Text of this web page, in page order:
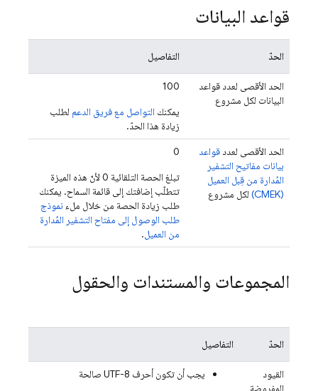
قواعد البيانات
الحدّ التفاصيل
الحد الأقصى لعدد قواعد
البيانات لكل مشروع
100
يمكنك التواصل مع فريق الدعم لطلب
زيادة هذا الحدّ.
الحد الأقصى لعدد قواعد
بيانات مفاتيح التشفير
المُدارة من قِبل العميل
(CMEK)
لكل مشروع
0
تبلغ الحصة التلقائية 0 لأنّ هذه الميزة
تتطلّب إضافتك إلى قائمة السماح. يمكنك
طلب زيادة الحصة من خلال ملء نموذج
طلب الوصول إلى مفتاح التشفير المُدارة
من العميل.
المجموعات والمستندات والحقول
الحدّ التفاصيل
القيود
المفروضة
يجب أن تكون أحرف UTF-8 صالحة